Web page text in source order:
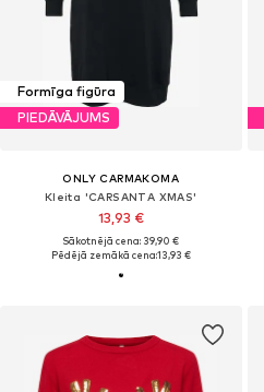
Formīga figūra
PIEDĀVĀJUMS
ONLY CARMAKOMA
Kleita 'CARSANTA XMAS'
13,93 €
Sākotnējā cena: 39,90 €
Pēdējā zemākā cena:13,93 €